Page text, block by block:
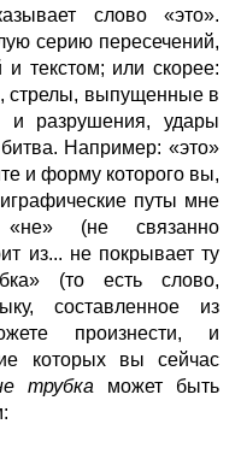
слово «это».
серию пересечений,
текстом; или скорее:
стрелы, выпущенные в
и разрушения, удары
Например: «это»
и форму которого вы,
путы мне
«не» (не связанно
из... не покрывает ту
(то есть слово,
составленное из
произнести, и
которых вы сейчас
трубка может быть